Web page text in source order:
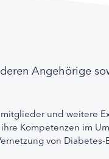
Angehörige
und weitere
Kompetenzen im
von Diabetes-